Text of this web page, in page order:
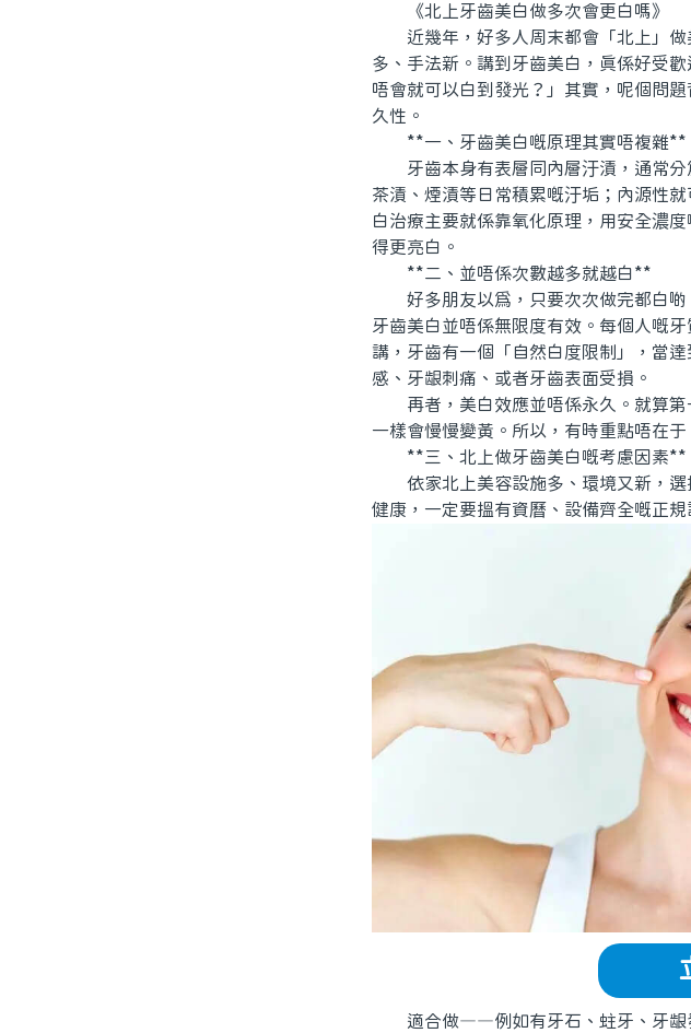
《北上牙齒美白做多次會更白嗎》
近幾年，好多人周末都會「北上」做
多、手法新。講到牙齒美白，真係好受
唔會就可以白到發光？」其實，呢個問
久性。
**一、牙齒美白嘅原理其實唔複雜**
牙齒本身有表層同內層汙漬，通常分
茶漬、煙漬等日常積累嘅汙垢；內源性
白治療主要就係靠氧化原理，用安全濃
得更亮白。
**二、並唔係次數越多就越白**
好多朋友以爲，只要次次做完都白啲
牙齒美白並唔係無限度有效。每個人嘅
講，牙齒有一個「自然白度限制」，當
感、牙龈刺痛、或者牙齒表面受損。
再者，美白效應並唔係永久。就算第
一樣會慢慢變黃。所以，有時重點唔在
**三、北上做牙齒美白嘅考慮因素**
依家北上美容設施多、環境又新，選
健康，一定要搵有資曆、設備齊全嘅正
適合做——例如有牙石、蛀牙、牙龈發